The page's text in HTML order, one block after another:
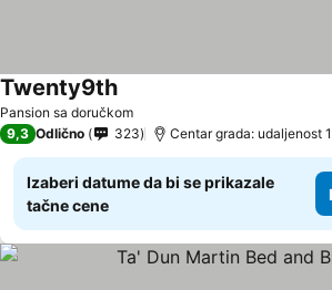
Pansion sa doručkom
Twenty9th
9,3 Odlično 323 Centar grada: udaljenost
Izaberi datume da bi se prikazale
tačne cene